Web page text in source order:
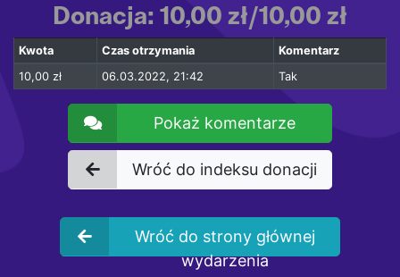
Donacja: 10,00 zł/10,00 zł
Kwota Czas otrzymania
Komentarz
10,00 zł
06.03.2022, 21:42 Tak
Pokaż komentarze
Wróć do indeksu donacji
Wróć do strony głównej
wydarzenia